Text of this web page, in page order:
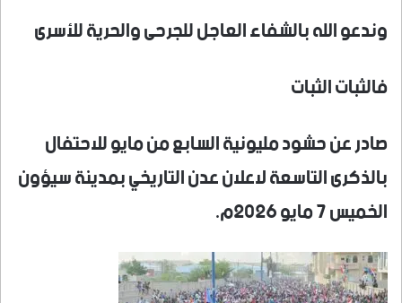
وندعو الله بالشفاء العاجل للجرحى والحرية للأسرى
فالثبات الثبات
صادر عن حشود مليونية السابع من مايو للاحتفال
بالذكرى التاسعة لاعلان عدن التاريخي بمدينة سيؤون
الخميس 7 مايو 2026م.